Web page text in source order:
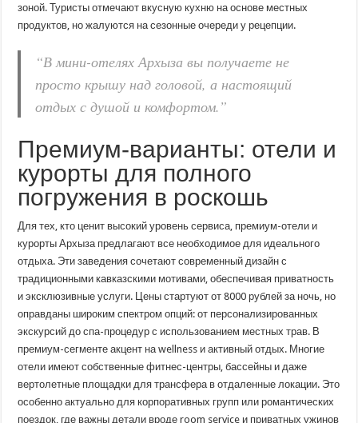
зоной. Туристы отмечают вкусную кухню на основе местных
продуктов, но жалуются на сезонные очереди у рецепции.
“В мини-отелях Архыза вы получаете не
просто крышу над головой, а настоящий
отдых с душой и комфортом.”
Премиум-варианты: отели и
курорты для полного
погружения в роскошь
Для тех, кто ценит высокий уровень сервиса, премиум-отели и
курорты Архыза предлагают все необходимое для идеального
отдыха. Эти заведения сочетают современный дизайн с
традиционными кавказскими мотивами, обеспечивая приватность
и эксклюзивные услуги. Цены стартуют от 8000 рублей за ночь, но
оправданы широким спектром опций: от персонализированных
экскурсий до спа-процедур с использованием местных трав. В
премиум-сегменте акцент на wellness и активный отдых. Многие
отели имеют собственные фитнес-центры, бассейны и даже
вертолетные площадки для трансфера в отдаленные локации. Это
особенно актуально для корпоративных групп или романтических
поездок, где важны детали вроде room service и приватных ужинов